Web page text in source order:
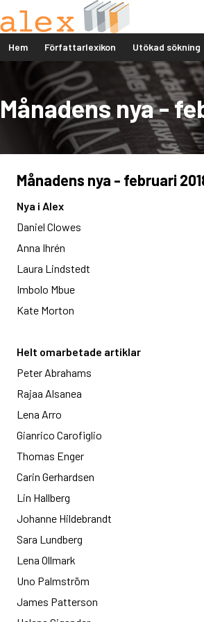
Hem Författarlexikon Utökad sökning
Månadens nya -
Månadens nya - februari
Nya i Alex
Daniel Clowes
Anna Ihrén
Laura Lindstedt
Imbolo Mbue
Kate Morton
Helt omarbetade artiklar
Peter Abrahams
Rajaa Alsanea
Lena Arro
Gianrico Carofiglio
Thomas Enger
Carin Gerhardsen
Lin Hallberg
Johanne Hildebrandt
Sara Lundberg
Lena Ollmark
Uno Palmström
James Patterson